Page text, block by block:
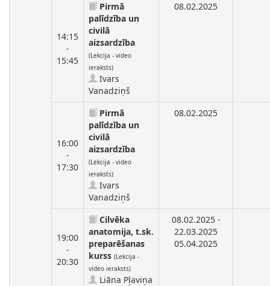
14:15
-
15:45
Pirmā
palīdzība un
civilā
aizsardzība
(Lekcija - video
ieraksts)
Ivars
Vanadziņš
08.02.2025
16:00
-
17:30
Pirmā
palīdzība un
civilā
aizsardzība
(Lekcija - video
ieraksts)
Ivars
Vanadziņš
08.02.2025
19:00
-
20:30
Cilvēka
anatomija, t.sk.
preparēšanas
kurss (Lekcija -
video ieraksts)
Liāna Pļaviņa
08.02.2025 -
22.03.2025
05.04.2025